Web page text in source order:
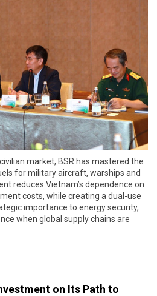
market, BSR has mastered the
for military aircraft, warships and
reduces Vietnam’s dependence on
costs, while creating a dual-use
importance to energy security,
when global supply chains are
on Its Path to